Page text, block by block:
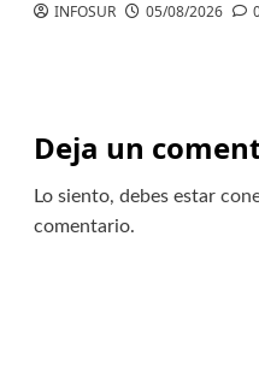
INFOSUR 05/08/2026
Deja un
Lo siento, debes estar
comentario.